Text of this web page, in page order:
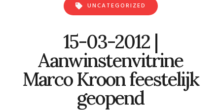
UNCATEGORIZED
15-03-2012 |
Aanwinstenvitrine
Marco Kroon feestelijk
geopend